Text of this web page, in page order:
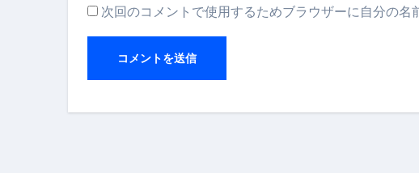
次回のコメントで使用するためブラウザーに自分の名